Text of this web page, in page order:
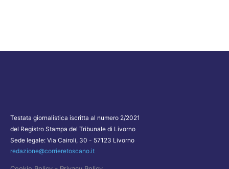
Testata giornalistica iscritta al numero 2/2021
del Registro Stampa del Tribunale di Livorno
Sede legale: Via Cairoli, 30 - 57123 Livorno
redazione@corrieretoscano.it